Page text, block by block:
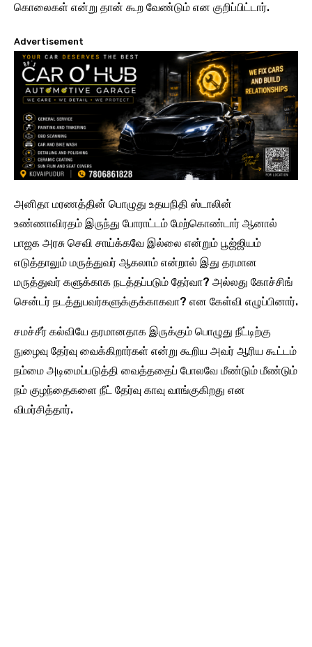
கொலைகள் என்று தான் கூற வேண்டும் என குறிப்பிட்டார்.
Advertisement
அனிதா மரணத்தின் பொழுது உதயநிதி ஸ்டாலின்
உண்ணாவிரதம் இருந்து போராட்டம் மேற்கொண்டார் ஆனால்
பாஜக அரசு செவி சாய்க்கவே இல்லை என்றும் பூஜ்ஜியம்
எடுத்தாலும் மருத்துவர் ஆகலாம் என்றால் இது தரமான
மருத்துவர் களுக்காக நடத்தப்படும் தேர்வா? அல்லது கோச்சிங்
சென்டர் நடத்துபவர்களுக்குக்காகவா? என கேள்வி எழுப்பினார்.
சமச்சீர் கல்வியே தரமானதாக இருக்கும் பொழுது நீட்டிற்கு
நுழைவு தேர்வு வைக்கிறார்கள் என்று கூறிய அவர் ஆரிய கூட்டம்
நம்மை அடிமைப்படுத்தி வைத்ததைப் போலவே மீண்டும் மீண்டும்
நம் குழந்தைகளை நீட் தேர்வு காவு வாங்குகிறது என
விமர்சித்தார்.